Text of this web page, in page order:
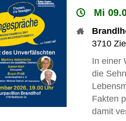
Mi
3710
In einer
die
Fakten
damit